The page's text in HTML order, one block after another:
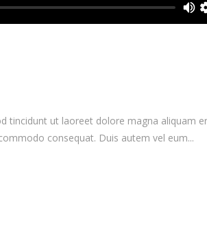
tincidunt ut laoreet dolore magna aliquam
consequat. Duis autem vel eum...